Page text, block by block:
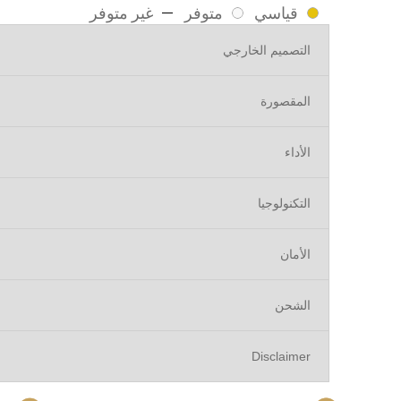
قياسي متوفر غير متوفر
التصميم الخارجي
المقصورة
الأداء
التكنولوجيا
الأمان
الشحن
Disclaimer